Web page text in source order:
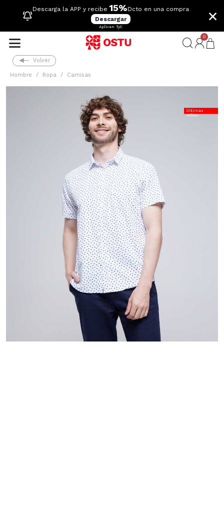
Descarga la APP y recibe 15%Dcto en una compra
Descargar
Aplican TyC
×
0
Volver
Hombre Ropa Camisas
Últimas
Tallas